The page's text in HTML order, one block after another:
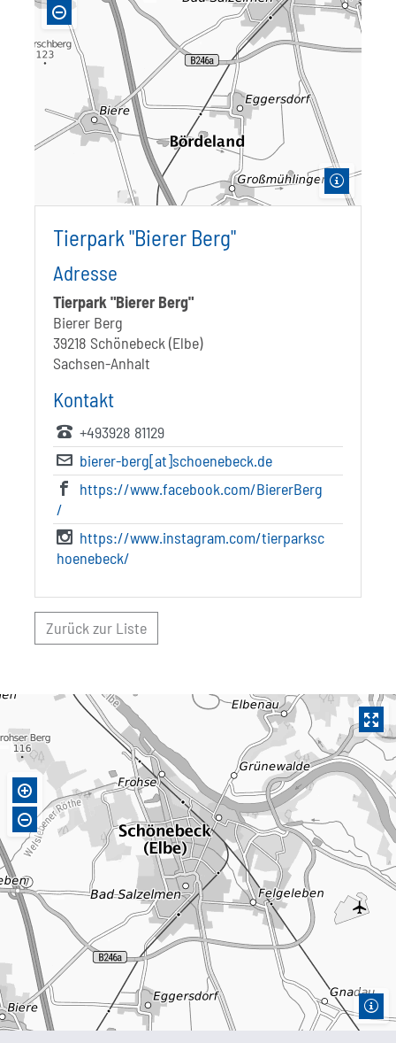
Tierpark "Bierer Berg"
Adresse
Tierpark "Bierer Berg"
Bierer Berg
39218 Schönebeck (Elbe)
Sachsen-Anhalt
Kontakt
+493928 81129
bierer-berg[at]schoenebeck.de
https://www.facebook.com/BiererBerg
/
https://www.instagram.com/tierparksc
hoenebeck/
Zurück zur Liste